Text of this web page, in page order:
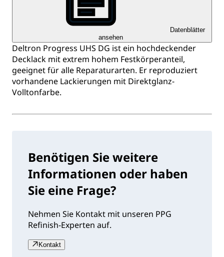
Datenblätter
ansehen
Deltron Progress UHS DG ist ein hochdeckender
Decklack mit extrem hohem Festkörperanteil,
geeignet für alle Reparaturarten. Er reproduziert
vorhandene Lackierungen mit Direktglanz-
Volltonfarbe.
Benötigen Sie weitere
Informationen oder haben
Sie eine Frage?
Nehmen Sie Kontakt mit unseren PPG
Refinish-Experten auf.
Kontakt